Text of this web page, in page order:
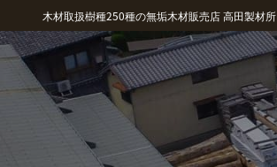
木材取扱樹種250種の無垢木材販売店 高田製材所